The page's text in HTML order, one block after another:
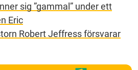
sig ”gammal” under ett
Eric
Robert Jeffress försvarar